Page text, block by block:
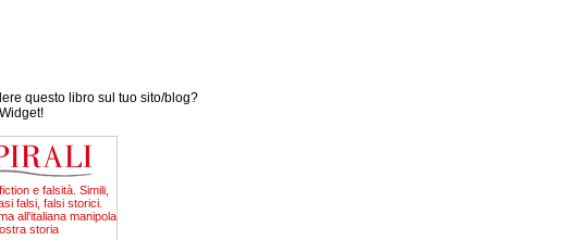
questo libro sul tuo sito/blog?
e falsità. Simili,
falsi, falsi storici.
all'italiana manipola
storia